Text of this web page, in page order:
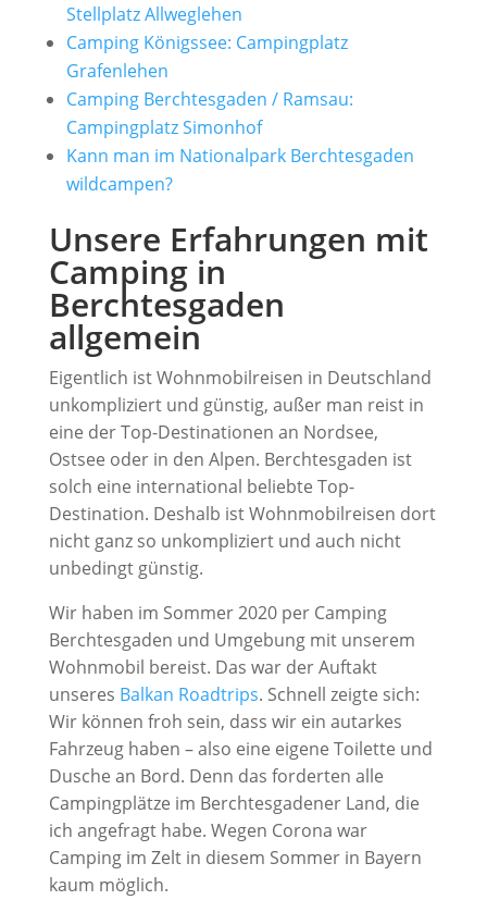
Stellplatz Allweglehen
Camping Königssee: Campingplatz
Grafenlehen
Camping Berchtesgaden / Ramsau:
Campingplatz Simonhof
Kann man im Nationalpark Berchtesgaden
wildcampen?
Unsere Erfahrungen mit
Camping in
Berchtesgaden
allgemein
Eigentlich ist Wohnmobilreisen in Deutschland
unkompliziert und günstig, außer man reist in
eine der Top-Destinationen an Nordsee,
Ostsee oder in den Alpen. Berchtesgaden ist
solch eine international beliebte Top-
Destination. Deshalb ist Wohnmobilreisen dort
nicht ganz so unkompliziert und auch nicht
unbedingt günstig.
Wir haben im Sommer 2020 per Camping
Berchtesgaden und Umgebung mit unserem
Wohnmobil bereist. Das war der Auftakt
unseres Balkan Roadtrips. Schnell zeigte sich:
Wir können froh sein, dass wir ein autarkes
Fahrzeug haben – also eine eigene Toilette und
Dusche an Bord. Denn das forderten alle
Campingplätze im Berchtesgadener Land, die
ich angefragt habe. Wegen Corona war
Camping im Zelt in diesem Sommer in Bayern
kaum möglich.